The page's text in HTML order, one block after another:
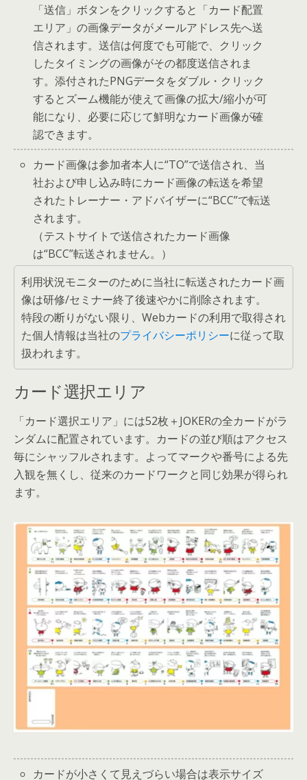
「送信」ボタンをクリックすると「カード配置
エリア」の画像データがメールアドレス先へ送
信されます。送信は何度でも可能で、クリック
したタイミングの画像がその都度送信されま
す。添付されたPNGデータをダブル・クリック
するとズーム機能が使えて画像の拡大/縮小が可
能になり、必要に応じて鮮明なカード画像が確
認できます。
カード画像は参加者本人に“TO”で送信され、当
社および申し込み時にカード画像の転送を希望
されたトレーナー・アドバイザーに“BCC”で転送
されます。
（テストサイトで送信されたカード画像
は“BCC”転送されません。）
利用状況モニターのために当社に転送されたカード画
像は研修/セミナー終了後速やかに削除されます。
特段の断りがない限り、Webカードの利用で取得され
た個人情報は当社のプライバシーポリシーに従って取
扱われます。
カード選択エリア
「カード選択エリア」には52枚＋JOKERの全カードがラ
ンダムに配置されています。カードの並び順はアクセス
毎にシャッフルされます。よってマークや番号による先
入観を無くし、従来のカードワークと同じ効果が得られ
ます。
カードが小さくて見えづらい場合は表示サイズ